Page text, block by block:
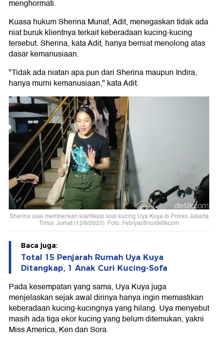
menghormati.
Kuasa hukum Sherina Munaf, Adit, menegaskan tidak ada
niat buruk klientnya terkait keberadaan kucing-kucing
tersebut. Sherina, kata Adit, hanya berniat menolong atas
dasar kemanusiaan.
"Tidak ada niatan apa pun dari Sherina maupun Indira,
hanya murni kemanusiaan," kata Adit.
Sherina usai memberikan klarifikasi soal kucing Uya Kuya di Polres Jakarta
Timur, Jumat (12/9/2025). Foto: Febryantino/detikcom
Baca juga:
Total 15 Penjarah Rumah Uya Kuya
Ditangkap, 1 Anak Curi Kucing-Sofa
Pada kesempatan yang sama, Uya Kuya juga
menjelaskan sejak awal dirinya hanya ingin memastikan
keberadaan kucing-kucingnya yang hilang. Uya menyebut
masih ada tiga ekor kucing yang belum ditemukan, yakni
Miss America, Ken dan Sora.